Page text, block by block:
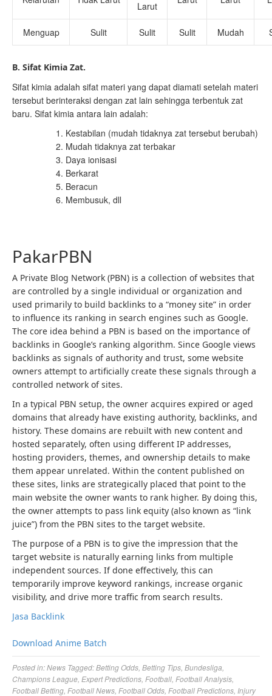
Larut
Menguap Sulit Sulit Sulit Mudah
B. Sifat Kimia Zat.
Sifat kimia adalah sifat materi yang dapat diamati setelah materi
tersebut berinteraksi dengan zat lain sehingga terbentuk zat
baru. Sifat kimia antara lain adalah:
Kestabilan (mudah tidaknya zat tersebut berubah)
Mudah tidaknya zat terbakar
Daya ionisasi
Berkarat
Beracun
Membusuk, dll
PakarPBN
A Private Blog Network (PBN) is a collection of websites that
are controlled by a single individual or organization and
used primarily to build backlinks to a “money site” in order
to influence its ranking in search engines such as Google.
The core idea behind a PBN is based on the importance of
backlinks in Google’s ranking algorithm. Since Google views
backlinks as signals of authority and trust, some website
owners attempt to artificially create these signals through a
controlled network of sites.
In a typical PBN setup, the owner acquires expired or aged
domains that already have existing authority, backlinks, and
history. These domains are rebuilt with new content and
hosted separately, often using different IP addresses,
hosting providers, themes, and ownership details to make
them appear unrelated. Within the content published on
these sites, links are strategically placed that point to the
main website the owner wants to rank higher. By doing this,
the owner attempts to pass link equity (also known as “link
juice”) from the PBN sites to the target website.
The purpose of a PBN is to give the impression that the
target website is naturally earning links from multiple
independent sources. If done effectively, this can
temporarily improve keyword rankings, increase organic
visibility, and drive more traffic from search results.
Jasa Backlink
Download Anime Batch
Posted in:News Tagged:Betting Odds Betting Tips Bundesliga
Champions League Expert Predictions Football Football Analysis
Football Betting Football News Football Odds Football Predictions Injury